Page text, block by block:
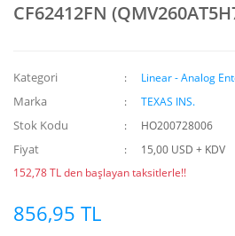
CF62412FN
Kategori Linear - Analog
Marka TEXAS INS.
Stok Kodu HO200728006
Fiyat
15,00 USD + KDV
152,78 TL den başlayan taksitlerle!!
856,95 TL